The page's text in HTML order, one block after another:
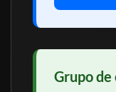
Grupo